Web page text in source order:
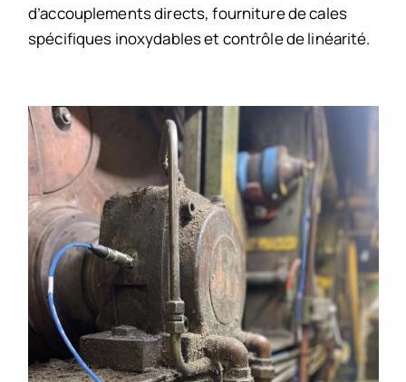
d’accouplements directs, fourniture de cales
spécifiques inoxydables et contrôle de linéarité.